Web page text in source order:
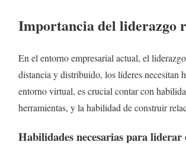
Importancia del liderazgo
En el entorno empresarial actual, el
distancia y distribuido, los líderes necesitan
entorno virtual, es crucial contar con
herramientas, y la habilidad de construir
Habilidades necesarias para liderar